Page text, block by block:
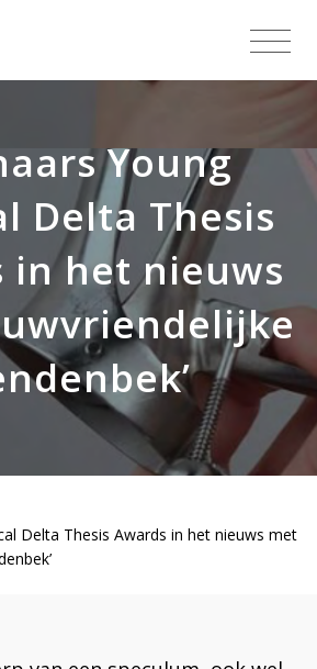
Young
Delta Thesis
in het nieuws
Delta Thesis Awards in het nieuws met